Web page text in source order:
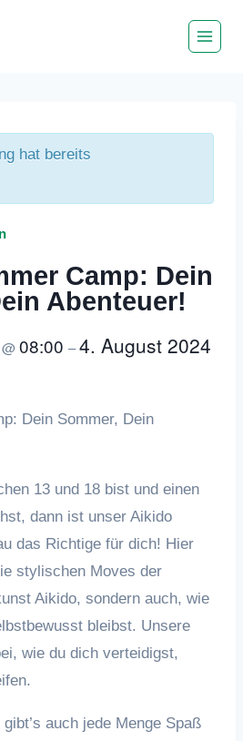
hat bereits
Camp: Dein
Abenteuer!
@08:00 –4. August 2024
Dein Sommer, Dein
13 und 18 bist und einen
dann ist unser Aikido
das Richtige für dich! Hier
stylischen Moves der
Aikido, sondern auch, wie
bleibst. Unsere
wie du dich verteidigst,
auch jede Menge Spaß